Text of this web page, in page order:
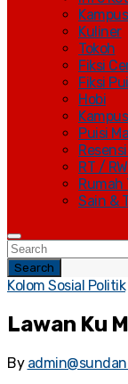
Kampus
Kuliner
Tokoh
Fiksi
Fiksi
Hobi
Kampus
Puisi
RT / RW
Rumah
Sain &
Search
Kolom Sosial Politik
Lawan Ku
By